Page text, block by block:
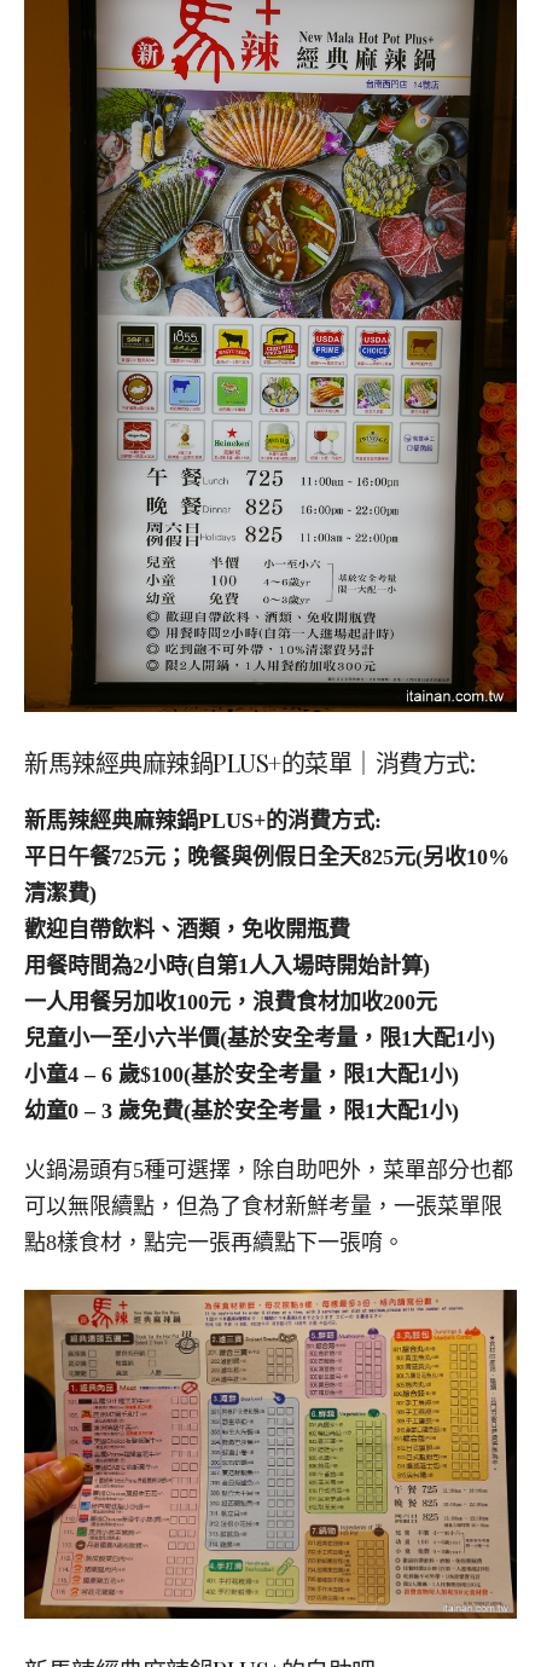
新馬辣經典麻辣鍋PLUS+的菜單｜消費方式:
新馬辣經典麻辣鍋PLUS+的消費方式:
平日午餐725元；晚餐與例假日全天825元(另收10%
清潔費)
歡迎自帶飲料、酒類，免收開瓶費
用餐時間為2小時(自第1人入場時開始計算)
一人用餐另加收100元，浪費食材加收200元
兒童小一至小六半價(基於安全考量，限1大配1小)
小童4 – 6 歲$100(基於安全考量，限1大配1小)
幼童0 – 3 歲免費(基於安全考量，限1大配1小)
火鍋湯頭有5種可選擇，除自助吧外，菜單部分也都
可以無限續點，但為了食材新鮮考量，一張菜單限
點8樣食材，點完一張再續點下一張唷。